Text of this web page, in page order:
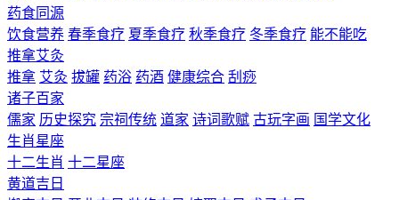
药食同源
饮食营养 春季食疗 夏季食疗 秋季食疗 冬季食疗 能不能吃
推拿艾灸
推拿 艾灸 拔罐 药浴 药酒 健康综合 刮痧
诸子百家
儒家 历史探究 宗祠传统 道家 诗词歌赋 古玩字画 国学文化
生肖星座
十二生肖 十二星座
黄道吉日